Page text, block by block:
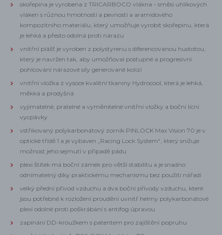
skořepina je vyrobena z TRICARBOCO vlákna - směsi uhlíkových
vláken s různou hmotností a pevností a aramidového
kompozitního materiálu, který umožňuje vyrobit skořepinu, která
je lehká a přesto odolná proti nárazu
vnitřní plášť je vyroben z polystyrenu s diferencovanou hustotou,
který je navržen tak, aby umožňoval postupné a progresivní
pohlcování nárazové síly generované kolizí
vnitřní vložka z vysoce kvalitní tkaniny Hydrocool, která je lehká,
měkká a prodyšná
vyjímatelné, pratelné a vyměnitelné vnitřní vložky a boční lícní
vycpávky
vstřikovaný polykarbonátový zorník PINLOCK Max Vision 70 je v
optické třídě 1 a je vybaven „Racing Lock System“, který snižuje
možnost jeho sejmutí v případě pádu
plexi štítek má boční zámek pro větší stabilitu a je snadno
odnímatelný díky praktickému mechanismu bez použití nářadí
velký přední přívod vzduchu a dva boční přívody vzduchu, které
jsou potřebné k rozložení proudění uvnitř helmy polykarbonátové
plexi odolné proti poškrábání s antifog úpravou
zapínání DD-kroužkem s patentem pro zajištění popruhu